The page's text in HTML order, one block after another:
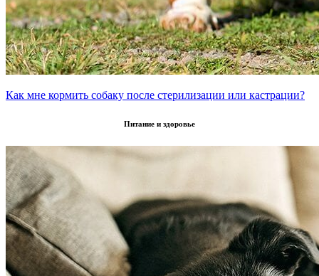
Как мне кормить собаку после стерилизации или кастрации?
Питание и здоровье